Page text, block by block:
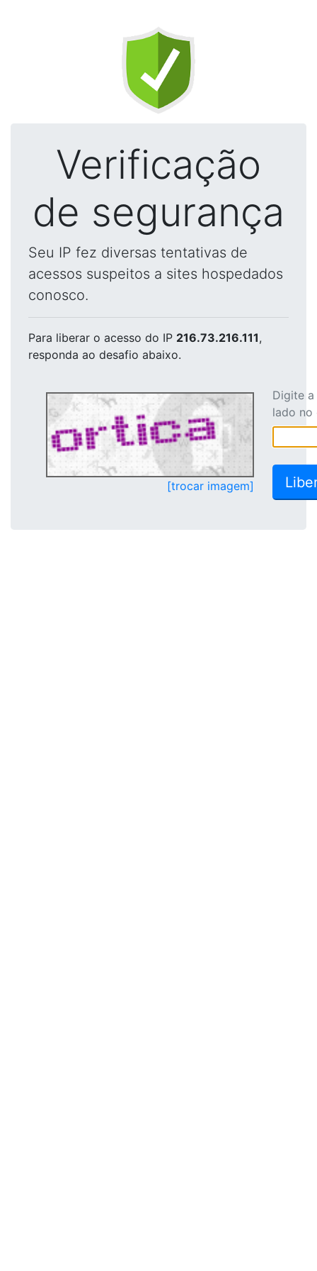
Verificação
de segurança
Seu IP fez diversas tentativas de
acessos suspeitos a sites hospedados
conosco.
Para liberar o acesso do IP 216.73.216.111,
responda ao desafio abaixo.
[trocar imagem]
Digite
lado no